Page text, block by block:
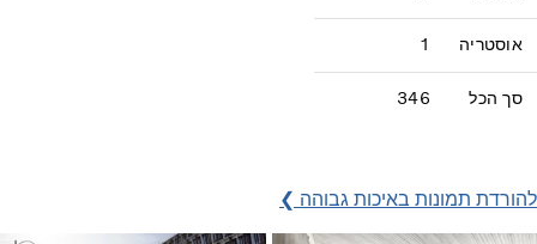
אוסטריה 1
סך הכל 346
להורדת תמונות באיכות גבוהה ❯